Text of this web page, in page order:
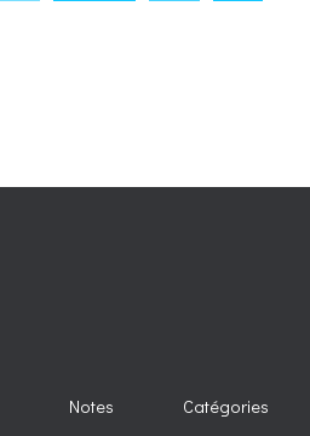
Notes Catégories